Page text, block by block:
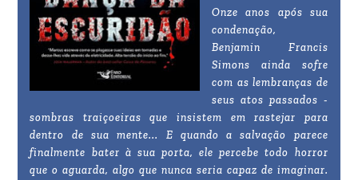
Onze anos após sua
condenação,
Benjamin Francis
Simons ainda sofre
com as lembranças de
seus atos passados -
sombras traiçoeiras que insistem em rastejar para
dentro de sua mente... E quando a salvação parece
finalmente bater à sua porta, ele percebe todo horror
que o aguarda, algo que nunca seria capaz de imaginar.